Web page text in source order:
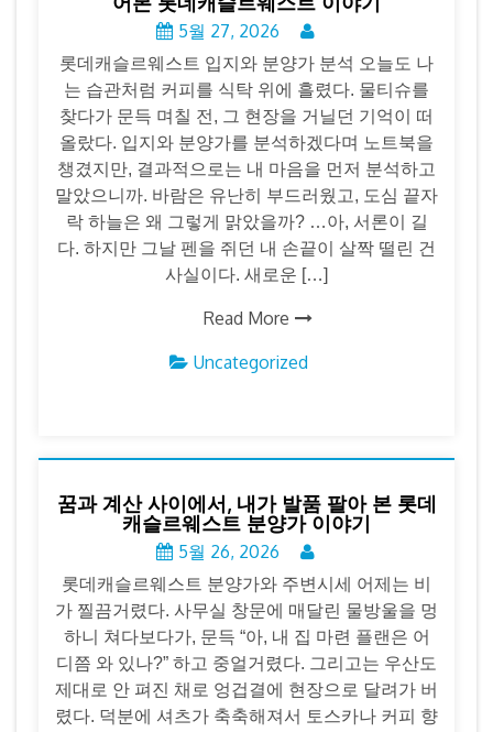
5월 27, 2026
롯데캐슬르웨스트 입지와 분양가 분석 오늘도 나
는 습관처럼 커피를 식탁 위에 흘렸다. 물티슈를
찾다가 문득 며칠 전, 그 현장을 거닐던 기억이 떠
올랐다. 입지와 분양가를 분석하겠다며 노트북을
챙겼지만, 결과적으로는 내 마음을 먼저 분석하고
말았으니까. 바람은 유난히 부드러웠고, 도심 끝자
락 하늘은 왜 그렇게 맑았을까? …아, 서론이 길
다. 하지만 그날 펜을 쥐던 내 손끝이 살짝 떨린 건
사실이다. 새로운 […]
Read More
Uncategorized
꿈과 계산 사이에서, 내가 발품 팔아 본 롯데
캐슬르웨스트 분양가 이야기
5월 26, 2026
롯데캐슬르웨스트 분양가와 주변시세 어제는 비
가 찔끔거렸다. 사무실 창문에 매달린 물방울을 멍
하니 쳐다보다가, 문득 “아, 내 집 마련 플랜은 어
디쯤 와 있나?” 하고 중얼거렸다. 그리고는 우산도
제대로 안 펴진 채로 엉겁결에 현장으로 달려가 버
렸다. 덕분에 셔츠가 축축해져서 토스카나 커피 향